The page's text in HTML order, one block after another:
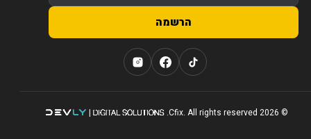
הרשמה
© 2026 Cfix. All rights reserved.